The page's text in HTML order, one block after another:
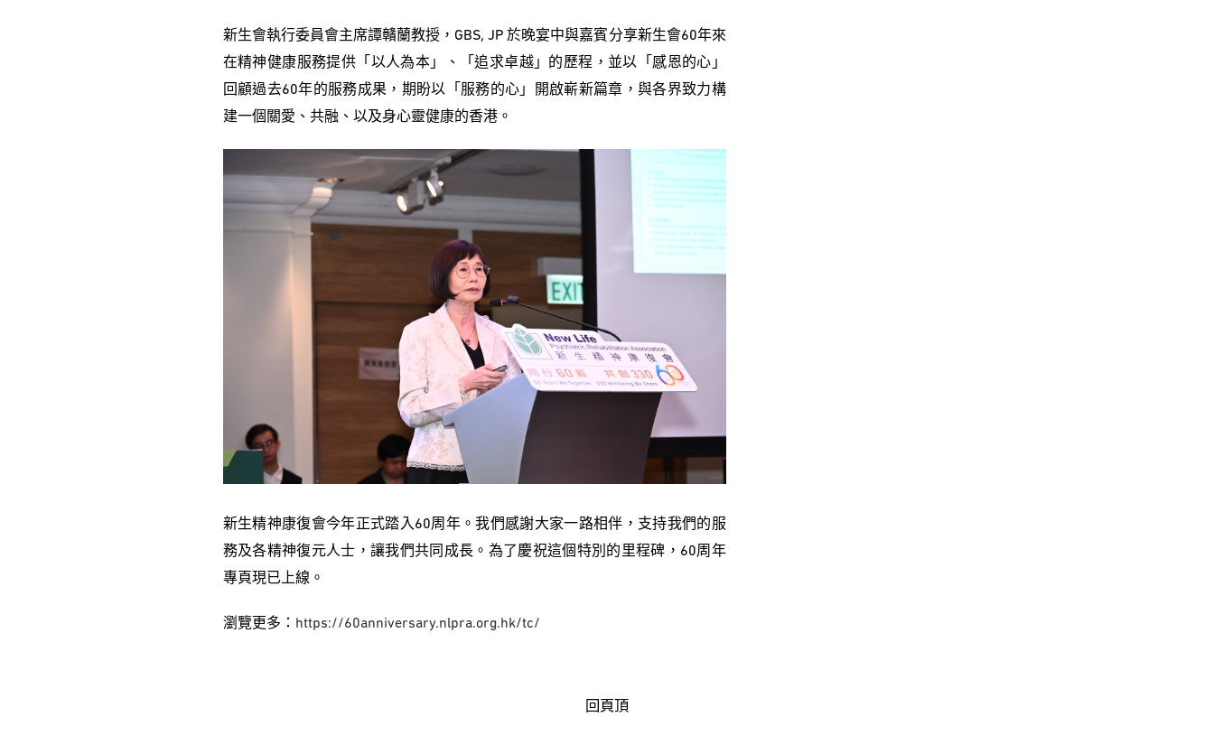
新生會執行委員會主席譚贛蘭教授，GBS, JP 於晚宴中與嘉賓分享新生會60年來
在精神健康服務提供「以人為本」、「追求卓越」的歷程，並以「感恩的心」
回顧過去60年的服務成果，期盼以「服務的心」開啟嶄新篇章，與各界致力構
建一個關愛、共融、以及身心靈健康的香港。
新生精神康復會今年正式踏入60周年。我們感謝大家一路相伴，支持我們的服
務及各精神復元人士，讓我們共同成長。為了慶祝這個特別的里程碑，60周年
專頁現已上線。
瀏覽更多： https://60anniversary.nlpra.org.hk/tc/
回頁頂